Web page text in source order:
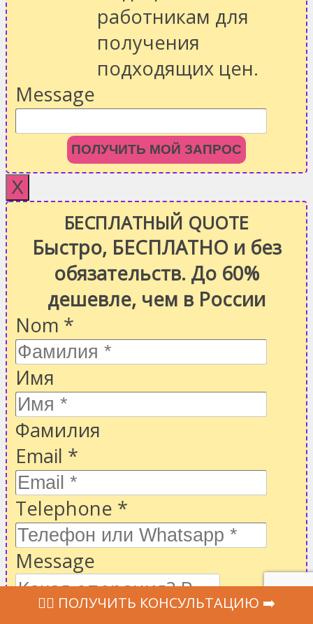
работникам для
получения
подходящих цен.
Message
ПОЛУЧИТЬ МОЙ ЗАПРОС
X
БЕСПЛАТНЫЙ QUOTE
Быстро, БЕСПЛАТНО и без
обязательств. До 60%
дешевле, чем в России
Nom *
Имя
Фамилия
Email *
Telephone *
Message
‍👩‍⚕ ПОЛУЧИТЬ КОНСУЛЬТАЦИЮ ➡️